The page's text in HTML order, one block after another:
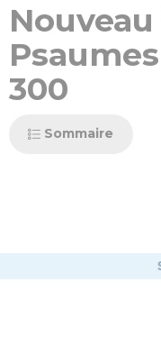
300
Sommaire